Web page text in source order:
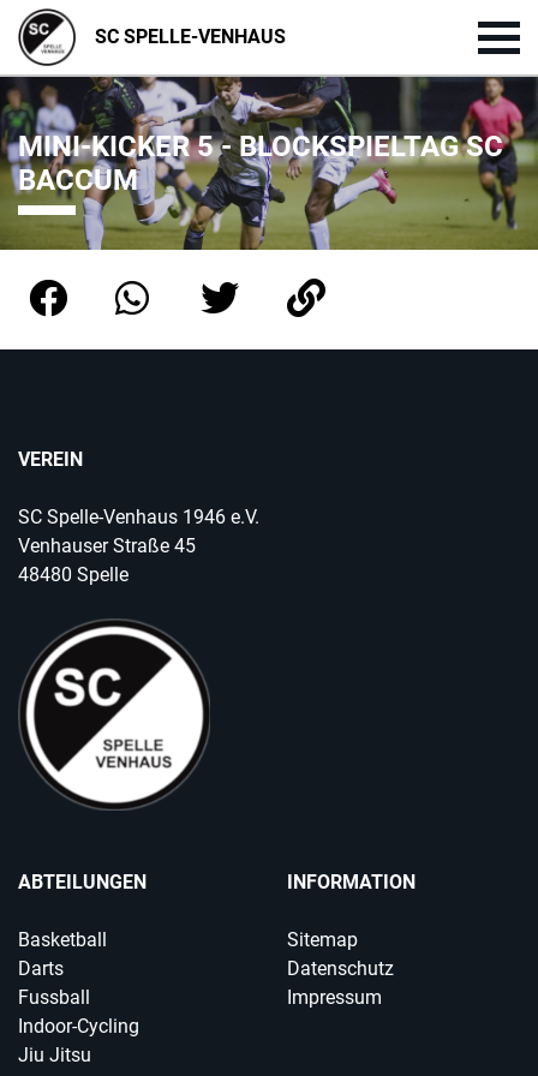
SC SPELLE-VENHAUS
MINI-KICKER 5 - BLOCKSPIELTAG SC
BACCUM
VEREIN
SC Spelle-Venhaus 1946 e.V.
Venhauser Straße 45
48480 Spelle
ABTEILUNGEN
Basketball
Darts
Fussball
Indoor-Cycling
Jiu Jitsu
INFORMATION
Sitemap
Datenschutz
Impressum